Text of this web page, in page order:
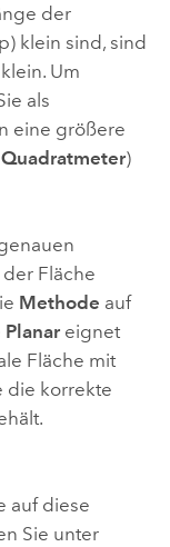
der
klein sind, sind
Um
als
eine größere
Quadratmeter)
Fläche
Methode auf
Planareignet
Fläche mit
die korrekte
auf diese
Sie unter